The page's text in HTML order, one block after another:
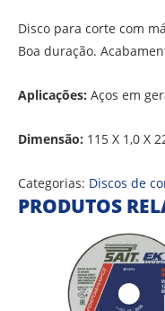
Disco para corte com
Boa duração.
Aplicações: Aços em
Dimensão: 115 X 1,0 X
Categorias: Discos de
PRODUTOS